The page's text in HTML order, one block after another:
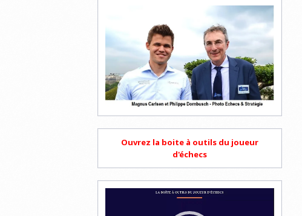
Ouvrez la boite à outils du joueur
d'échecs